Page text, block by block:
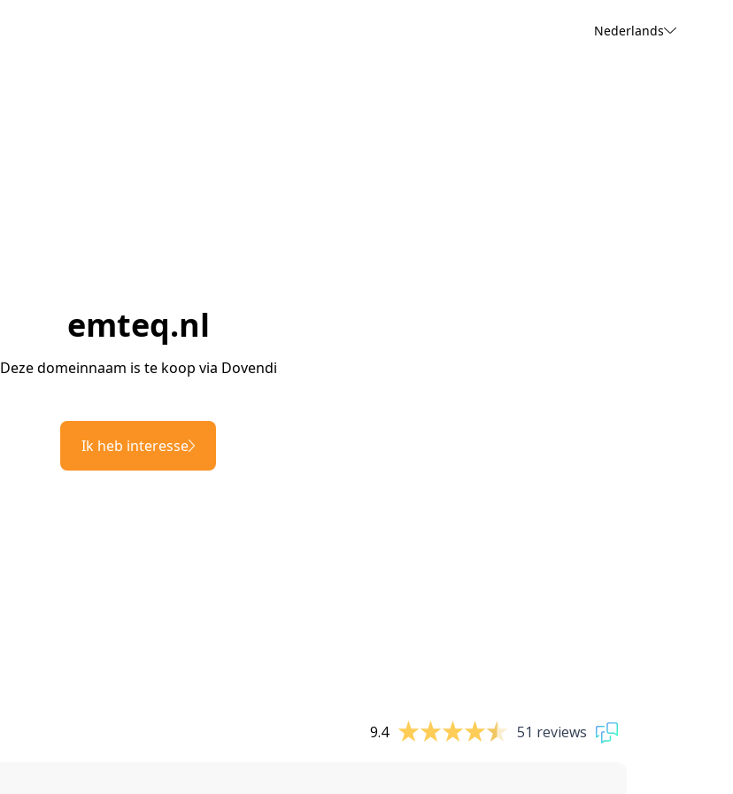
Nederlands
emteq.nl
Deze domeinnaam is te koop via Dovendi
Ik heb interesse
9.4 51 reviews